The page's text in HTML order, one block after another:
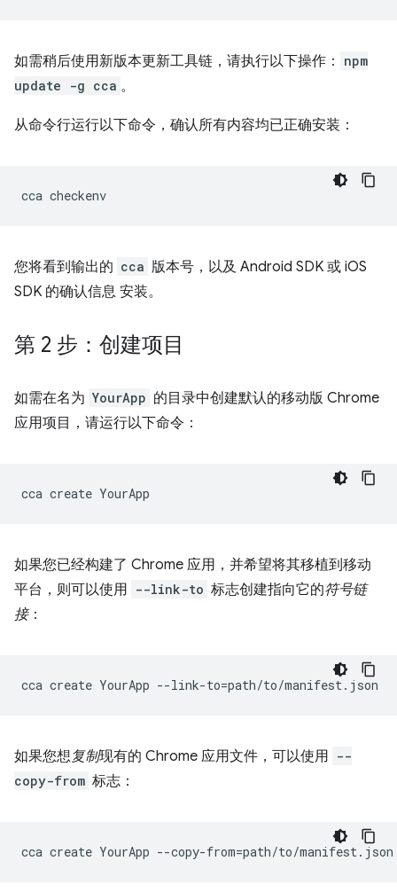
如需稍后使用新版本更新工具链，请执行以下操作：
npm
update -g cca 。
从命令行运行以下命令，确认所有内容均已正确安装：
cca
您将看到输出的 cca 版本号，以及 Android SDK 或 iOS
SDK 的确认信息 安装。
第 2 步：创建项目
如需在名为 YourApp 的目录中创建默认的移动版 Chrome
应用项目，请运行以下命令：
cca create
如果您已经构建了 Chrome 应用，并希望将其移植到移动
平台，则可以使用 --link-to 标志创建指向它的符号链
接：
cca create YourApp --link-to=
如果您想复制现有的 Chrome 应用文件，可以使用 --
copy-from 标志：
cca create YourApp --copy-from=